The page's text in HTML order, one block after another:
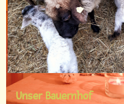
Unser Bauernhof